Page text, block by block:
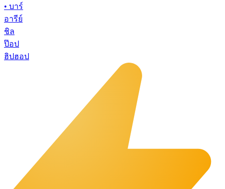
• บาร์
อารีย์
ชิล
ป๊อป
ฮิปฮอป